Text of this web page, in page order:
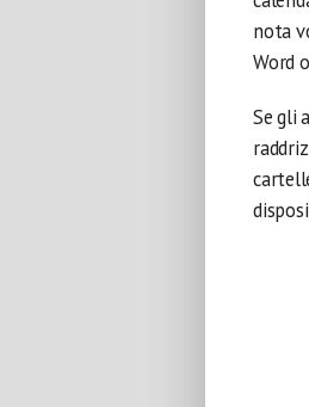
nota
Word
Se gli